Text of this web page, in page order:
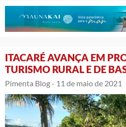
ITACARÉ AVANÇA EM
TURISMO RURAL E DE
Pimenta Blog - 11 de maio de 2021